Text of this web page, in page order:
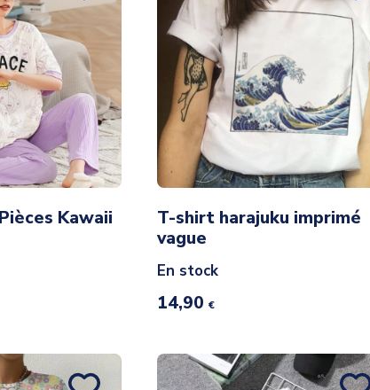
Kawaii
T-shirt harajuku imprimé
vague
En stock
14,90€